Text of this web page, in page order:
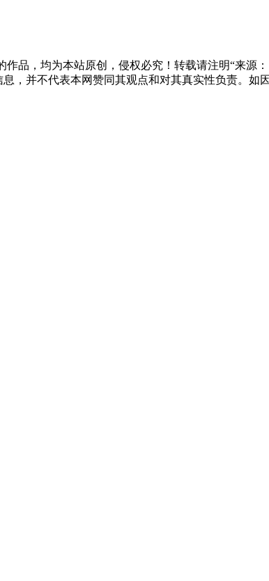
品，均为本站原创，侵权必究！转载请注明“来源
，并不代表本网赞同其观点和对其真实性负责。